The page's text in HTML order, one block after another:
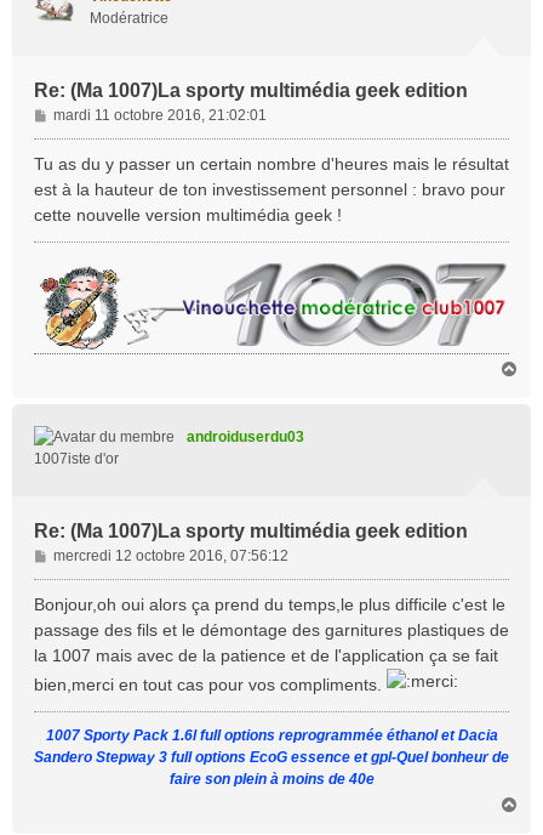
Modératrice
Re: (Ma 1007)La sporty multimédia geek edition
M
e
a
g
e
mardi 11 octobre 2016, 21:02:01
Tu as du y passer un certain nombre d'heures mais le résultat
est à la hauteur de ton investissement personnel : bravo pour
cette nouvelle version multimédia geek !
androiduserdu03
1007iste d'or
Re: (Ma 1007)La sporty multimédia geek edition
M
e
s
g
e
mercredi 12 octobre 2016, 07:56:12
Bonjour,oh oui alors ça prend du temps,le plus difficile c'est le
passage des fils et le démontage des garnitures plastiques de
la 1007 mais avec de la patience et de l'application ça se fait
bien,merci en tout cas pour vos compliments.
1007 Sporty Pack 1.6l full options reprogrammée éthanol et Dacia
Sandero Stepway 3 full options EcoG essence et gpl-Quel bonheur de
faire son plein à moins de 40e